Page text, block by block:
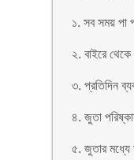
১. সব সময় পা
২. বাইরে
৩. প্রতিদিন
৪. জুতা
৫. জুতার মধ্যে